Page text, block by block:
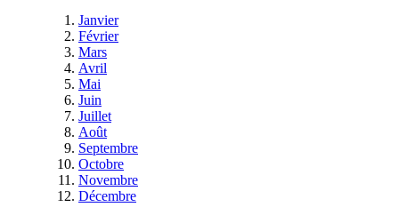
Janvier
Février
Mars
Avril
Mai
Juin
Juillet
Août
Septembre
Octobre
Novembre
Décembre